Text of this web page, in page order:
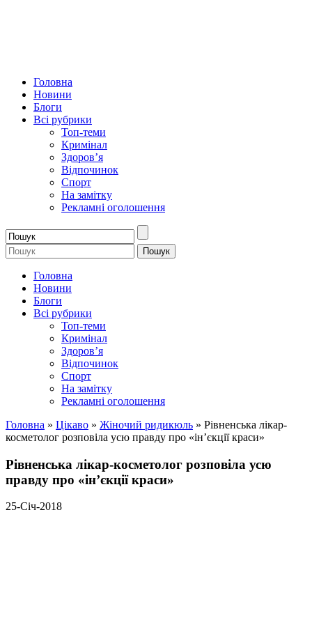
Головна
Новини
Блоги
Всі рубрики
Топ-теми
Кримінал
Здоров’я
Відпочинок
Спорт
На замітку
Рекламні оголошення
Головна
Новини
Блоги
Всі рубрики
Топ-теми
Кримінал
Здоров’я
Відпочинок
Спорт
На замітку
Рекламні оголошення
Головна » Цікаво » Жіночий ридикюль » Рівненська лікар-
косметолог розповіла усю правду про «ін’єкції краси»
Рівненська лікар-косметолог розповіла усю
правду про «ін’єкції краси»
25-Січ-2018